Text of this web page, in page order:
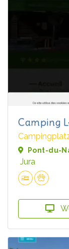
Camping
Pont-du-
Jura